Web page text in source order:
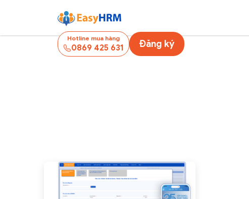
Hotline mua hàng
0869 425 631 Đăng ký